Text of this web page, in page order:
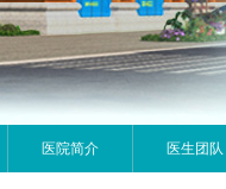
医院简介 医生团队